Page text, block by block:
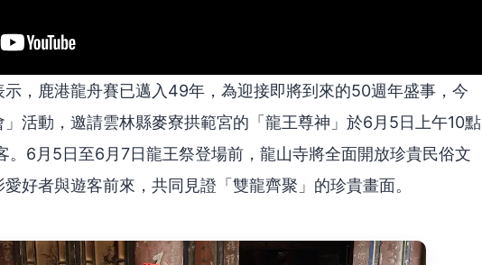
，鹿港龍舟賽已邁入49年，為迎接即將到來的50週年盛事，今
活動，邀請雲林縣麥寮拱範宮的「龍王尊神」於6月5日上午10點
。6月5日至6月7日龍王祭登場前，龍山寺將全面開放珍貴民俗文
好者與遊客前來，共同見證「雙龍齊聚」的珍貴畫面。